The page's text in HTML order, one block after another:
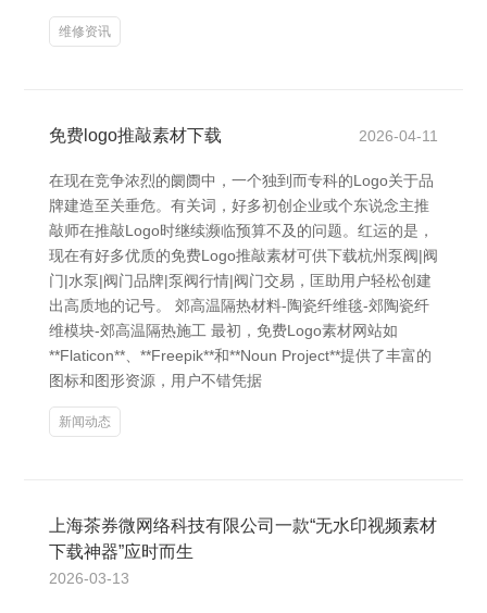
维修资讯
免费logo推敲素材下载 2026-04-11
在现在竞争浓烈的阛阓中，一个独到而专科的Logo关于品
牌建造至关垂危。有关词，好多初创企业或个东说念主推
敲师在推敲Logo时继续濒临预算不及的问题。红运的是，
现在有好多优质的免费Logo推敲素材可供下载杭州泵阀|阀
门|水泵|阀门品牌|泵阀行情|阀门交易，匡助用户轻松创建
出高质地的记号。 郊高温隔热材料-陶瓷纤维毯-郊陶瓷纤
维模块-郊高温隔热施工 最初，免费Logo素材网站如
**Flaticon**、**Freepik**和**Noun Project**提供了丰富的
图标和图形资源，用户不错凭据
新闻动态
上海茶券微网络科技有限公司一款“无水印视频素材
下载神器”应时而生
2026-03-13